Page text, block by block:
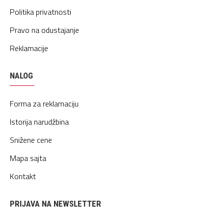
Politika privatnosti
Pravo na odustajanje
Reklamacije
NALOG
Forma za reklamaciju
Istorija narudžbina
Snižene cene
Mapa sajta
Kontakt
PRIJAVA NA NEWSLETTER